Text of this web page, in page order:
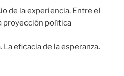
de la experiencia. Entre el
proyección política
La eficacia de la esperanza.